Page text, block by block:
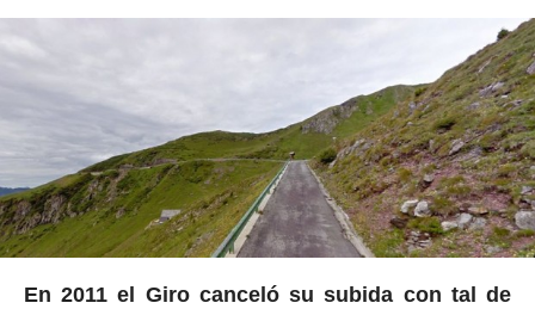
En 2011 el Giro canceló su subida con tal de